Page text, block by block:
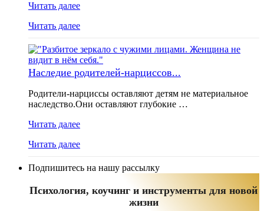
Читать далее
Читать далее
Наследие родителей-нарциссов...
Родители-нарциссы оставляют детям не материальное
наследство.Они оставляют глубокие …
Читать далее
Читать далее
Подпишитесь на нашу рассылку
Психология, коучинг и инструменты для новой
жизни